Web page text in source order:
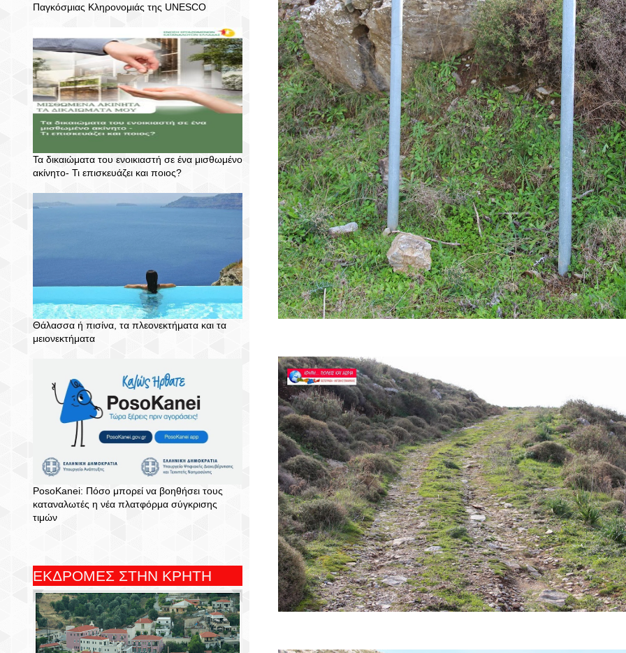
Παγκόσμιας Κληρονομιάς της UNESCO
Τα δικαιώματα του ενοικιαστή σε ένα μισθωμένο
ακίνητο- Τι επισκευάζει και ποιος?
Θάλασσα ή πισίνα, τα πλεονεκτήματα και τα
μειονεκτήματα
PosoKanei: Πόσο μπορεί να βοηθήσει τους
καταναλωτές η νέα πλατφόρμα σύγκρισης
τιμών
ΕΚΔΡΟΜΕΣ ΣΤΗΝ ΚΡΗΤΗ